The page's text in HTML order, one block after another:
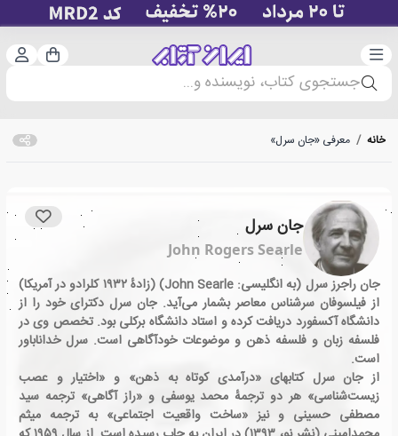
دسته‌بندی سبد
جستجوی کتاب، نویسنده و...
خانه / معرفی «جان سرل»
جان سرل
John Rogers Searle
جان راجرز سرل (به انگلیسی: John Searle) (زادهٔ ۱۹۳۲ کلرادو در آمریکا)
از فیلسوفان سرشناس معاصر بشمار می‌آید. جان سرل دکترای خود را از
دانشگاه آکسفورد دریافت کرده و استاد دانشگاه برکلی بود. تخصص وی در
فلسفه زبان و فلسفه ذهن و موضوعات خودآگاهی است. سرل خداناباور
است.
از جان سرل کتابهای «درآمدی کوتاه به ذهن» و «اختیار و عصب
زیست‌شناسی» هر دو ترجمهٔ محمد یوسفی و «راز آگاهی» ترجمه سید
مصطفی حسینی و نیز «ساخت واقعیت اجتماعی» به ترجمه میثم